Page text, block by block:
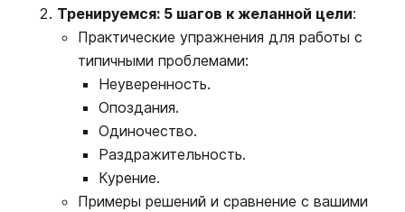
Тренируемся: 5 шагов к желанной цели:
Практические упражнения для работы с
типичными проблемами:
Неуверенность.
Опоздания.
Одиночество.
Раздражительность.
Курение.
Примеры решений и сравнение с вашими